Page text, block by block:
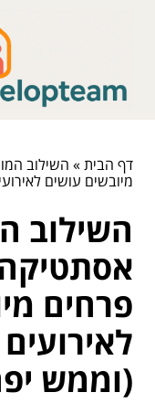
דף הבית» השילוב
מיובשים עושים
השילוב
אסתטיקה
פרחים
(וממש